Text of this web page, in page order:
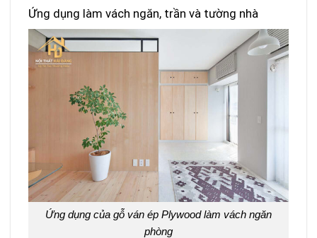
Ứng dụng làm vách ngăn, trần và tường nhà
Ứng dụng của gỗ ván ép Plywood làm vách ngăn
phòng